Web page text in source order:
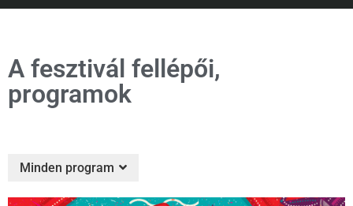
A fesztivál fellépői,
programok
Minden program